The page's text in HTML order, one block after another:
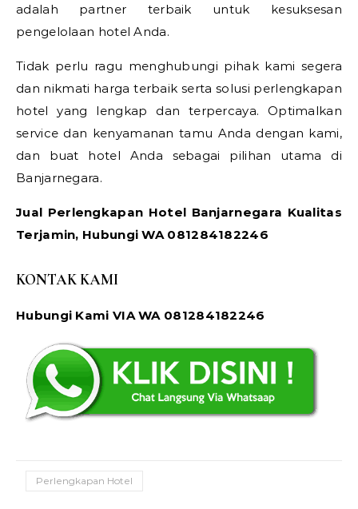
adalah partner terbaik untuk kesuksesan
pengelolaan hotel Anda.
Tidak perlu ragu menghubungi pihak kami segera
dan nikmati harga terbaik serta solusi perlengkapan
hotel yang lengkap dan terpercaya. Optimalkan
service dan kenyamanan tamu Anda dengan kami,
dan buat hotel Anda sebagai pilihan utama di
Banjarnegara.
Jual Perlengkapan Hotel Banjarnegara Kualitas
Terjamin, Hubungi WA 081284182246
KONTAK KAMI
Hubungi Kami VIA WA 081284182246
Perlengkapan Hotel